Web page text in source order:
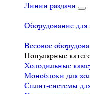
Линии раздачи
Оборудование
Весовое
Популярные
Холодильные
Моноблоки для
Сплит-системы